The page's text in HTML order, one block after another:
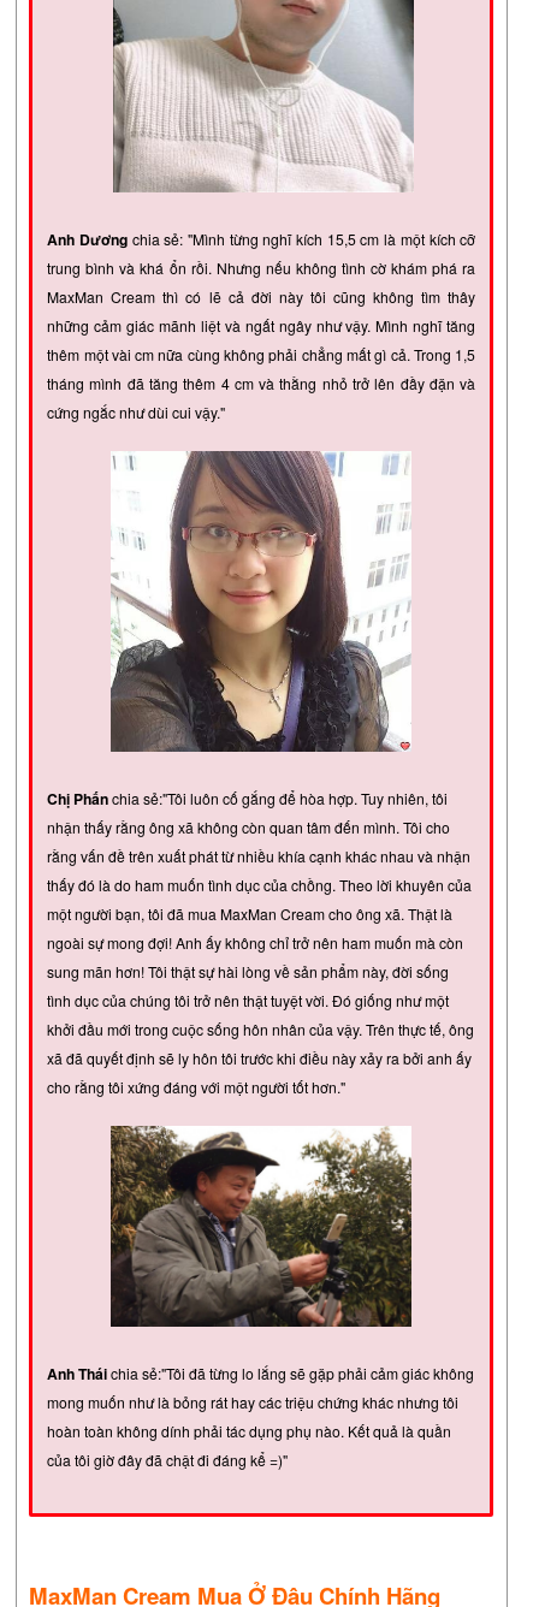
Anh Dươngchia sẻ: "Mình từng nghĩ kích 15,5 cm là một kích cỡ
trung bình và khá ổn rồi. Nhưng nếu không tình cờ khám phá ra
MaxMan Cream thì có lẽ cả đời này tôi cũng không tìm thây
những cảm giác mãnh liệt và ngất ngây như vậy. Mình nghĩ tăng
thêm một vài cm nữa cùng không phải chẳng mất gì cả. Trong 1,5
tháng mình đã tăng thêm 4 cm và thằng nhỏ trở lên đầy đặn và
cứng ngắc như dùi cui vậy."
Chị Phấnchia sẻ:"Tôi luôn cố gắng để hòa hợp. Tuy nhiên, tôi
nhận thấy rằng ông xã không còn quan tâm đến mình. Tôi cho
rằng vấn đề trên xuất phát từ nhiều khía cạnh khác nhau và nhận
thấy đó là do ham muốn tình dục của chồng. Theo lời khuyên của
một người bạn, tôi đã mua MaxMan Cream cho ông xã. Thật là
ngoài sự mong đợi! Anh ấy không chỉ trở nên ham muốn mà còn
sung mãn hơn! Tôi thật sự hài lòng về sản phẩm này, đời sống
tình dục của chúng tôi trở nên thật tuyệt vời. Đó giống như một
khởi đầu mới trong cuộc sống hôn nhân của vậy. Trên thực tế, ông
xã đã quyết định sẽ ly hôn tôi trước khi điều này xảy ra bởi anh ấy
cho rằng tôi xứng đáng với một người tốt hơn."
Anh Tháichia sẻ:"Tôi đã từng lo lắng sẽ gặp phải cảm giác không
mong muốn như là bỏng rát hay các triệu chứng khác nhưng tôi
hoàn toàn không dính phải tác dụng phụ nào. Kết quả là quần
của tôi giờ đây đã chật đi đáng kể =)"
MaxMan Cream Mua Ở Đâu Chính Hãng